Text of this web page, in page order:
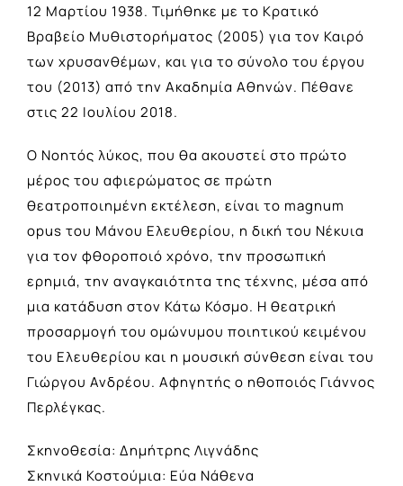
12 Μαρτίου 1938. Τιμήθηκε με το Κρατικό
Βραβείο Μυθιστορήματος (2005) για τον Καιρό
των χρυσανθέμων, και για το σύνολο του έργου
του (2013) από την Ακαδημία Αθηνών. Πέθανε
στις 22 Ιουλίου 2018.
Ο Νοητός λύκος, που θα ακουστεί στο πρώτο
μέρος του αφιερώματος σε πρώτη
θεατροποιημένη εκτέλεση, είναι το magnum
opus του Μάνου Ελευθερίου, η δική του Νέκυια
για τον φθοροποιό χρόνο, την προσωπική
ερημιά, την αναγκαιότητα της τέχνης, μέσα από
μια κατάδυση στον Κάτω Κόσμο. Η θεατρική
προσαρμογή του ομώνυμου ποιητικού κειμένου
του Ελευθερίου και η μουσική σύνθεση είναι του
Γιώργου Ανδρέου. Αφηγητής ο ηθοποιός Γιάννος
Περλέγκας.
Σκηνοθεσία: Δημήτρης Λιγνάδης
Σκηνικά Κοστούμια: Εύα Νάθενα